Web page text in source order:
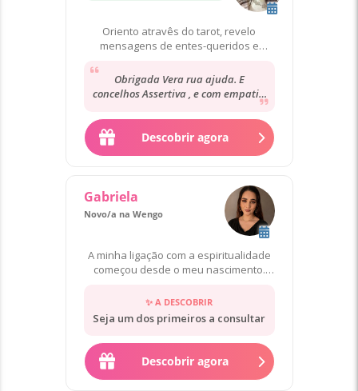
Oriento atravês do tarot, revelo
mensagens de entes-queridos e
Obrigada Vera rua ajuda. E
concelhos Assertiva , e com empatia
pelo próximo Gratidão 🙏 👏👏👏👏👏
👏👏👏👏👏👏👏👏👏👏👏👏👏👏👏👏👏
👏👏👏👏👏👏👏👏👏👏👏👏👏👏
Descobrir agora
Gabriela
Novo/a na Wengo
A minha ligação com a espiritualidade
começou desde o meu nascimento.
✨ A DESCOBRIR
Seja um dos primeiros a consultar
Descobrir agora